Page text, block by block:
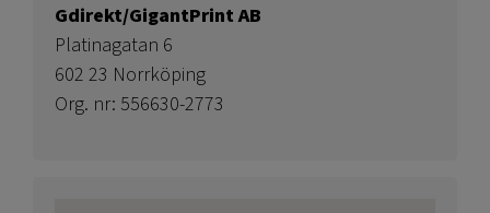
Gdirekt/GigantPrint AB
Platinagatan 6
602 23 Norrköping
Org. nr: 556630-2773